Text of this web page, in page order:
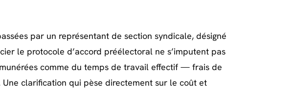
par un représentant de section syndicale, désigné
le protocole d’accord préélectoral ne s’imputent pas
comme du temps de travail effectif — frais de
clarification qui pèse directement sur le coût et